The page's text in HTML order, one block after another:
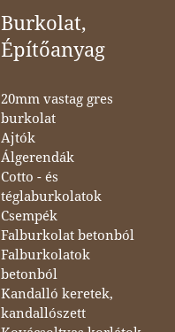
Burkolat,
Építőanyag
20mm vastag gres
burkolat
Ajtók
Álgerendák
Cotto - és
téglaburkolatok
Csempék
Falburkolat betonból
Falburkolatok
betonból
Kandalló keretek,
kandallószett